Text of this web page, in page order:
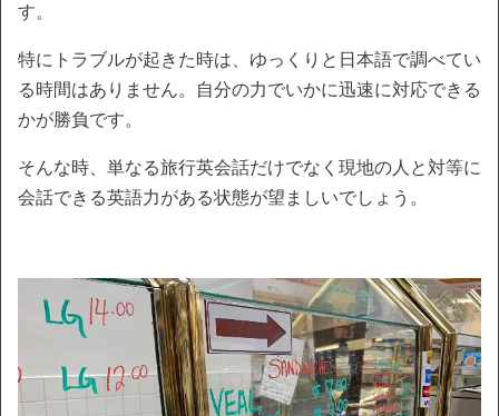
す。
特にトラブルが起きた時は、ゆっくりと日本語で調べてい
る時間はありません。自分の力でいかに迅速に対応できる
かが勝負です。
そんな時、単なる旅行英会話だけでなく現地の人と対等に
会話できる英語力がある状態が望ましいでしょう。